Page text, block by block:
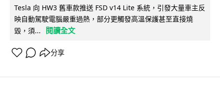
Tesla 向 HW3 舊車款推送 FSD v14 Lite 系統，引發大量車主反
映自動駕駛電腦嚴重過熱，部分更觸發高溫保護甚至直接燒
毀，須...
閱讀全文
分享